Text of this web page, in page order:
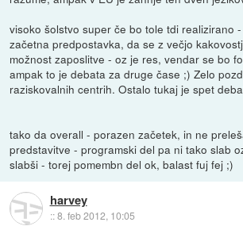
visoko šolstvo super če bo tole tdi realizirano
začetna predpostavka, da se z večjo
možnost zaposlitve - oz je res, vendar se bo
ampak to je debata za druge čase ;) Zelo
raziskovalnih centrih. Ostalo tukaj je spet
tako da overall - porazen začetek, in ne
predstavitve - programski del pa ni tako slab
slabši - torej pomembn del ok, balast fuj fej ;)
harvey
::8. feb 2012, 10:05